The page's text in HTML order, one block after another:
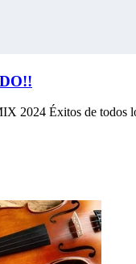
2024 Éxitos de todos